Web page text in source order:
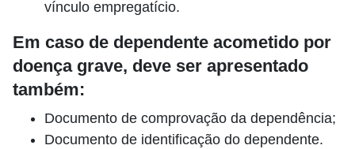
vínculo empregatício.
Em caso de dependente acometido por
doença grave, deve ser apresentado
também:
Documento de comprovação da dependência;
Documento de identificação do dependente.